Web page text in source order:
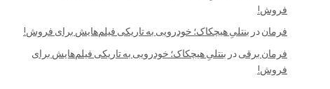
فروش!
فرماندر بنتلیِ هیچکاک؛ خودرویی به تاریکی فیلم‌هایش برای فروش!
فرمان برقیدر بنتلیِ هیچکاک؛ خودرویی به تاریکی فیلم‌هایش برای
فروش!